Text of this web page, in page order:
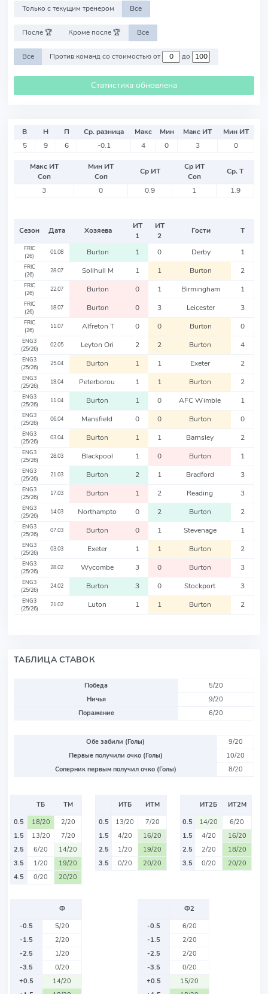
Только с текущим тренером Все
После 🏆 Кроме после 🏆 Все
Все Против команд со стоимостью от до
Статистика обновлена
В Н П Ср. разница Макс Мин Макс ИТ
Мин ИТ
5
9 6 -0.1 4 0 3 0
Макс ИТ
Соп
Мин ИТ
Соп
Ср ИТ
Ср ИТ
Соп
Ср. Т
3
0 0.9 1 1.9
Сезон Дата Хозяева
ИТ
1
ИТ
2
Гости Т
FRIC
(26)
01.08 Burton 1 0 Derby 1
FRIC
(26)
28.07 Solihull M 1 1 Burton 2
FRIC
(26)
22.07 Burton 0 1 Birmingham 1
FRIC
(26)
18.07 Burton 0 3 Leicester 3
FRIC
(26)
11.07 Alfreton T 0 0 Burton 0
ENG3
(25/26)
02.05 Leyton Ori 2 2 Burton 4
ENG3
(25/26)
25.04 Burton 1 1 Exeter 2
ENG3
(25/26)
19.04 Peterborou 1 1 Burton 2
ENG3
(25/26)
11.04 Burton 1 0 AFC Wimble 1
ENG3
(25/26)
06.04 Mansfield 0 0 Burton 0
ENG3
(25/26)
03.04 Burton 1 1 Barnsley 2
ENG3
(25/26)
28.03 Blackpool 1 0 Burton 1
ENG3
(25/26)
21.03 Burton 2 1 Bradford 3
ENG3
(25/26)
17.03 Burton 1 2 Reading 3
ENG3
(25/26)
14.03 Northampto 0 2 Burton 2
ENG3
(25/26)
07.03 Burton 0 1 Stevenage 1
ENG3
(25/26)
03.03 Exeter 1 1 Burton 2
ENG3
(25/26)
28.02 Wycombe 3 0 Burton 3
ENG3
(25/26)
24.02 Burton 3 0 Stockport 3
ENG3
(25/26)
21.02 Luton 1 1 Burton 2
ТАБЛИЦА СТАВОК
Победа
5/20
Ничья
9/20
Поражение
6/20
Обе забили (Голы)
9/20
Первые получили очко (Голы)
10/20
Соперник первым получил очко (Голы)
8/20
ТБ
ТМ
0.5
18/20
2/20
1.5
13/20
7/20
2.5
6/20
14/20
3.5
1/20
19/20
4.5
0/20 20/20
ИТБ
ИТМ
0.5
13/20
7/20
1.5
4/20
16/20
2.5
1/20
19/20
3.5
0/20 20/20
ИТ2Б
ИТ2М
0.5
14/20
6/20
1.5
4/20
16/20
2.5
2/20
18/20
3.5
0/20 20/20
Ф
-0.5
5/20
-1.5
2/20
-2.5
1/20
-3.5
0/20
+0.5
14/20
Ф2
-0.5
6/20
-1.5
2/20
-2.5
2/20
-3.5
0/20
+0.5
15/20